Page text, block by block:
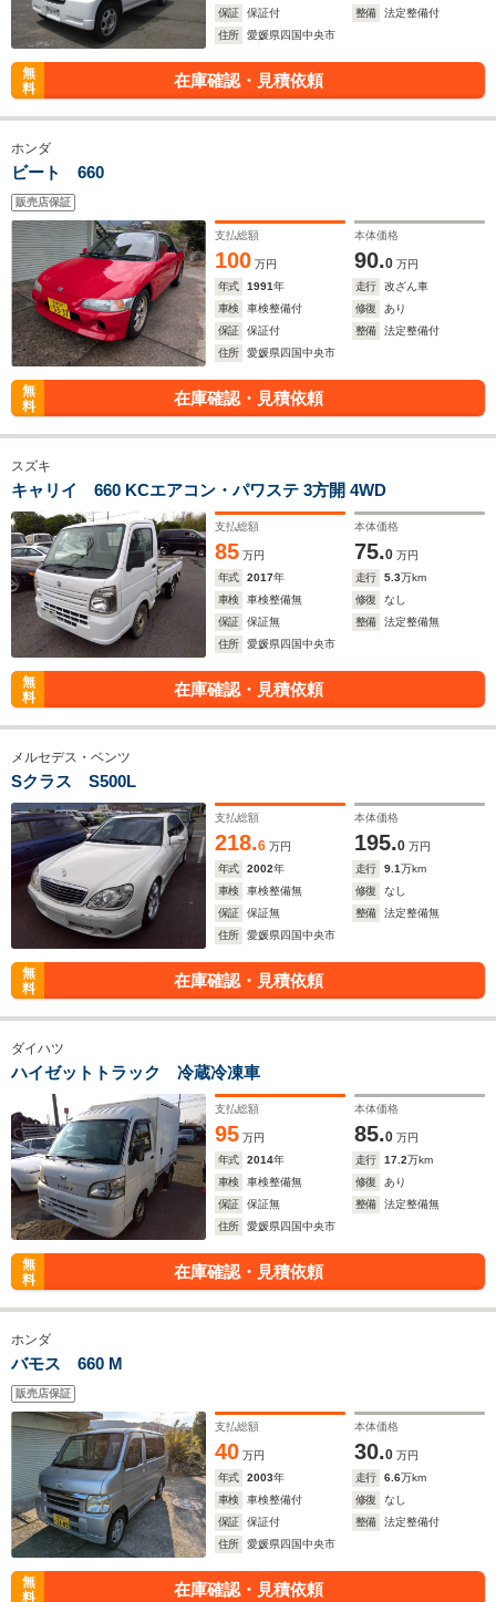
保証
保証付 整備
法定整備付
住所
愛媛県四国中央市
無
料
在庫確認・見積依頼
ホンダ
ビート 660
販売店保証
支払総額
100 万円
本体価格
90.0 万円
年式
1991年 走行
改ざん車
車検
車検整備付 修復
あり
保証
保証付 整備
法定整備付
住所
愛媛県四国中央市
無
料
在庫確認・見積依頼
スズキ
キャリイ 660 KCエアコン・パワステ 3方開 4WD
支払総額
85 万円
本体価格
75.0 万円
年式
2017年 走行 5.3万km
車検
車検整備無 修復
なし
保証
保証無 整備
法定整備無
住所
愛媛県四国中央市
無
料
在庫確認・見積依頼
メルセデス・ベンツ
Sクラス S500L
支払総額
218.6 万円
本体価格
195.0 万円
年式
2002年 走行 9.1万km
車検
車検整備無 修復
なし
保証
保証無 整備
法定整備無
住所
愛媛県四国中央市
無
料
在庫確認・見積依頼
ダイハツ
ハイゼットトラック 冷蔵冷凍車
支払総額
95 万円
本体価格
85.0 万円
年式
2014年 走行 17.2万km
車検
車検整備無 修復
あり
保証
保証無 整備
法定整備無
住所
愛媛県四国中央市
無
料
在庫確認・見積依頼
ホンダ
バモス 660 M
販売店保証
支払総額
40 万円
本体価格
30.0 万円
年式
2003年 走行 6.6万km
車検
車検整備付 修復
なし
保証
保証付 整備
法定整備付
住所
愛媛県四国中央市
無
料
在庫確認・見積依頼